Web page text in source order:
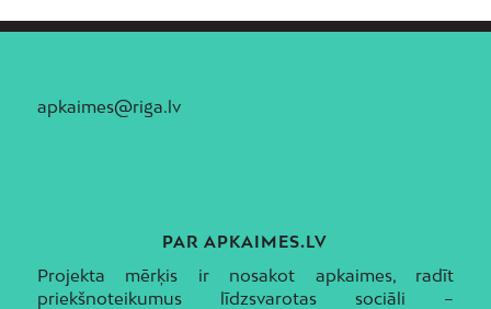
apkaimes@riga.lv
PAR APKAIMES.LV
Projekta mērķis ir nosakot apkaimes, radīt
priekšnoteikumus līdzsvarotas sociāli –